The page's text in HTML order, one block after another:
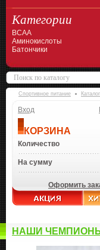
Категории
BCAA
Аминокислоты
Батончики
Спортивное питание
Вход
КОРЗИНА
Количество
На сумму
Оформить
НАШИ